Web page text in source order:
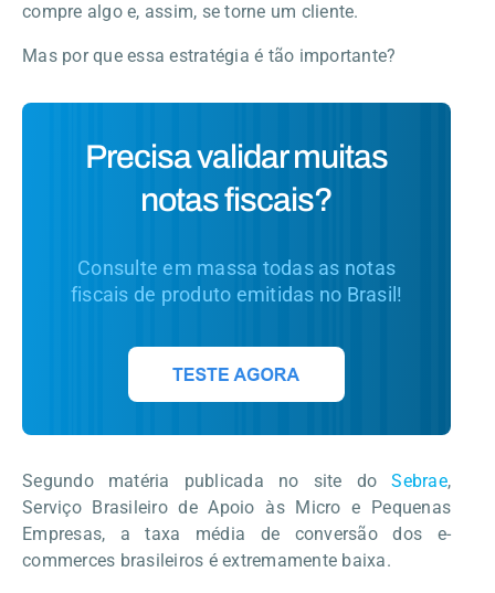
compre algo e, assim, se torne um cliente.
Mas por que essa estratégia é tão importante?
Precisa validar muitas
notas fiscais?
Consulte em massa todas as notas
fiscais de produto emitidas no Brasil!
Segundo matéria publicada no site doSebrae,
Serviço Brasileiro de Apoio às Micro e Pequenas
Empresas, a taxa média de conversão dos e-
commerces brasileiros é extremamente baixa.